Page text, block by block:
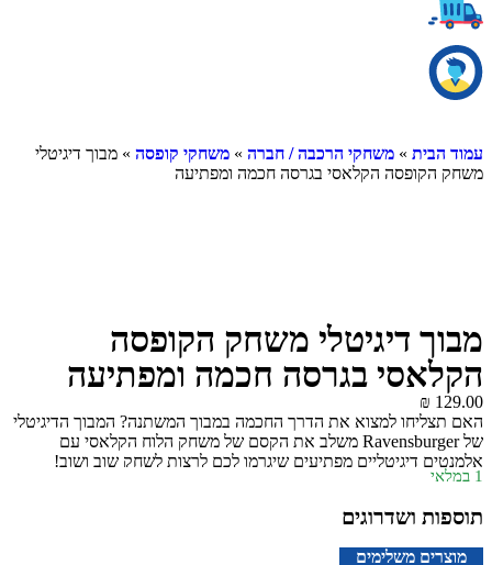
עמוד הבית » משחקי הרכבה / חברה » משחקי קופסה » מבוך דיגיטלי
משחק הקופסה הקלאסי בגרסה חכמה ומפתיעה
מבוך דיגיטלי משחק הקופסה
הקלאסי בגרסה חכמה ומפתיעה
₪ 129.00
האם תצליחו למצוא את הדרך החכמה במבוך המשתנה? המבוך הדיגיטלי
של Ravensburger משלב את הקסם של משחק הלוח הקלאסי עם
אלמנטים דיגיטליים מפתיעים שיגרמו לכם לרצות לשחק שוב ושוב!
1 במלאי
תוספות ושדרוגים
מוצרים משלימים